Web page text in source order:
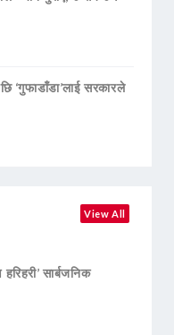
‘गुफाडाँडा’लाई सरकारले
View All
सार्बजनिक